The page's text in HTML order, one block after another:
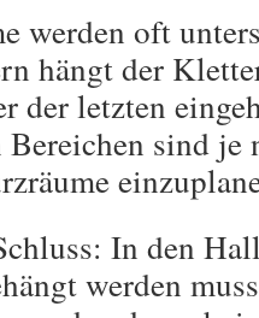
werden oft
hängt der
der letzten
Bereichen sind je
In den
werden